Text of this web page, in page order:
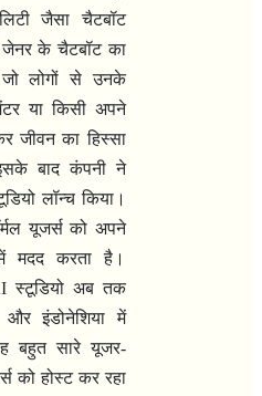
जैसा चैटबॉट
के चैटबॉट का
जो लोगों से उनके
या किसी अपने
जीवन का हिस्सा
बाद कंपनी ने
लॉन्च किया।
यूजर्स को अपने
मदद करता है।
स्टूडियो अब तक
और इंडोनेशिया में
बहुत सारे यूजर-
को होस्ट कर रहा